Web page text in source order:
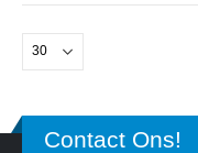
Contact Ons!